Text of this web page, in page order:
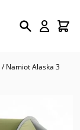
/ Namiot Alaska 3